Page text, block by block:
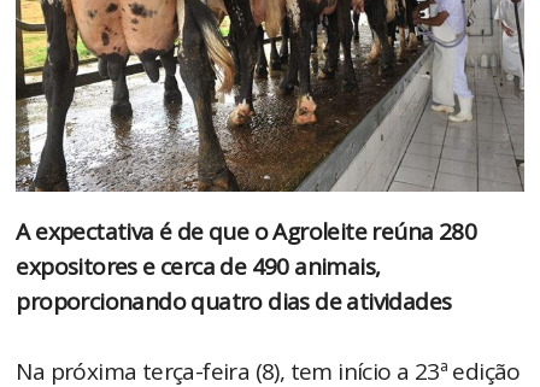
A expectativa é de que o Agroleite reúna 280
expositores e cerca de 490 animais,
proporcionando quatro dias de atividades
Na próxima terça-feira (8), tem início a 23ª edição